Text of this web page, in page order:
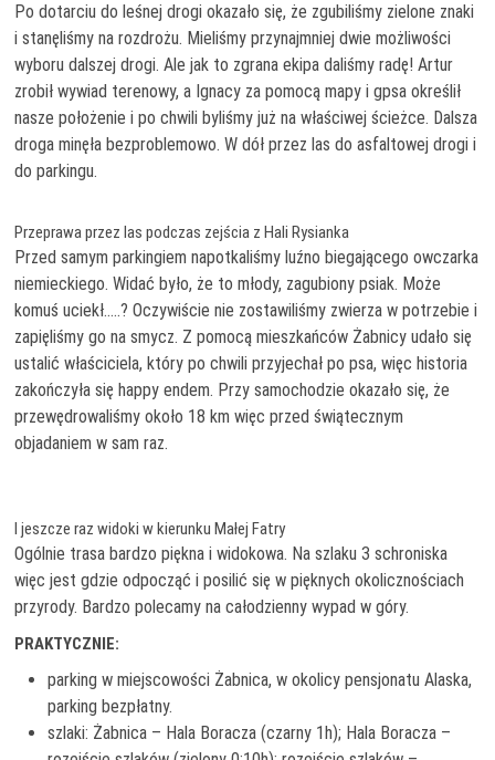
Po dotarciu do leśnej drogi okazało się, że zgubiliśmy zielone znaki
i stanęliśmy na rozdrożu. Mieliśmy przynajmniej dwie możliwości
wyboru dalszej drogi. Ale jak to zgrana ekipa daliśmy radę! Artur
zrobił wywiad terenowy, a Ignacy za pomocą mapy i gpsa określił
nasze położenie i po chwili byliśmy już na właściwej ścieżce. Dalsza
droga minęła bezproblemowo. W dół przez las do asfaltowej drogi i
do parkingu.
Przeprawa przez las podczas zejścia z Hali Rysianka
Przed samym parkingiem napotkaliśmy luźno biegającego owczarka
niemieckiego. Widać było, że to młody, zagubiony psiak. Może
komuś uciekł…..? Oczywiście nie zostawiliśmy zwierza w potrzebie i
zapięliśmy go na smycz. Z pomocą mieszkańców Żabnicy udało się
ustalić właściciela, który po chwili przyjechał po psa, więc historia
zakończyła się happy endem. Przy samochodzie okazało się, że
przewędrowaliśmy około 18 km więc przed świątecznym
objadaniem w sam raz.
I jeszcze raz widoki w kierunku Małej Fatry
Ogólnie trasa bardzo piękna i widokowa. Na szlaku 3 schroniska
więc jest gdzie odpocząć i posilić się w pięknych okolicznościach
przyrody. Bardzo polecamy na całodzienny wypad w góry.
PRAKTYCZNIE:
parking w miejscowości Żabnica, w okolicy pensjonatu Alaska,
parking bezpłatny.
szlaki: Żabnica – Hala Boracza (czarny 1h); Hala Boracza –